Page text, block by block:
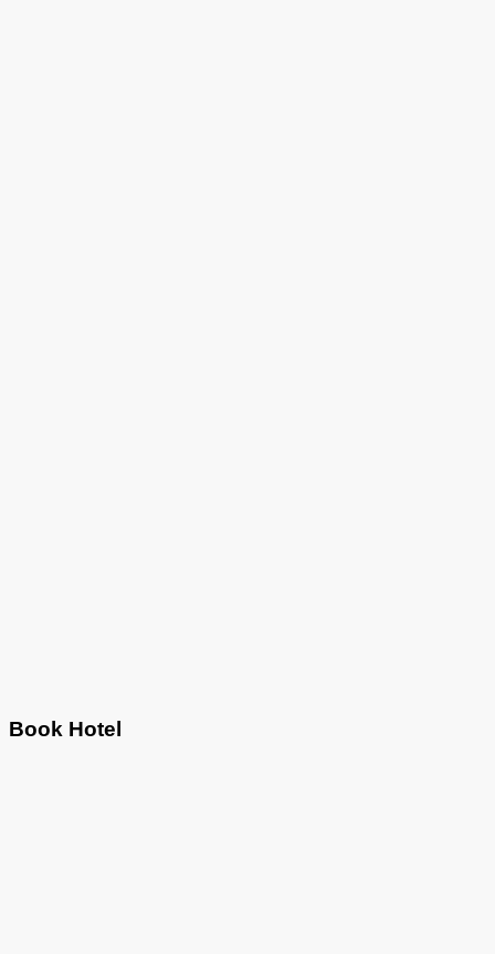
Book Hotel